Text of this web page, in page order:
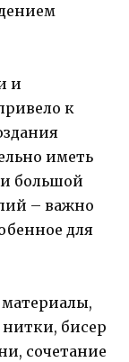
и
к
иметь
большой
– важно
для
нитки, бисер
сочетание